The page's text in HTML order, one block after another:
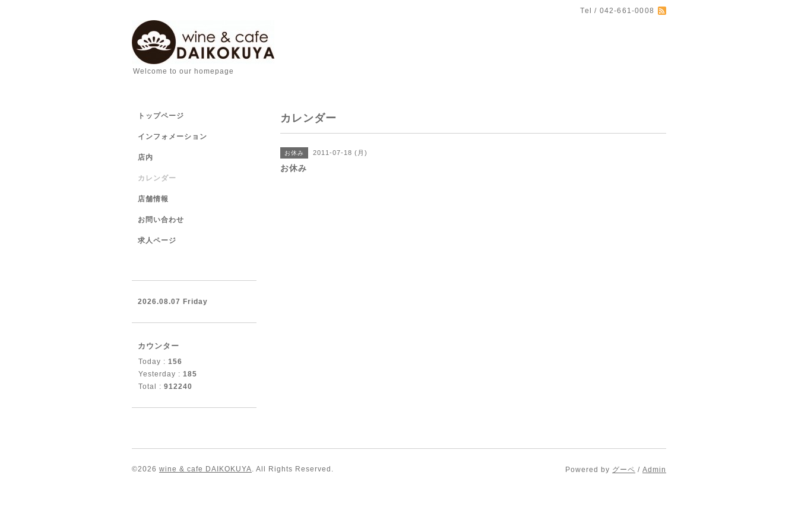
Tel / 042-661-0008
Welcome to our homepage
カレンダー
お休み 2011-07-18 (月)
お休み
トップページ
インフォメーション
店内
カレンダー
店舗情報
お問い合わせ
求人ページ
2026.08.07 Friday
カウンター
Today : 156
Yesterday : 185
Total : 912240
©2026 wine & cafe DAIKOKUYA. All Rights Reserved. Powered by グーペ / Admin